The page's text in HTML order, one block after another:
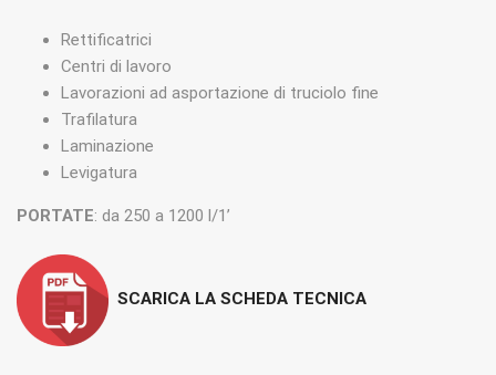
Rettificatrici
Centri di lavoro
Lavorazioni ad asportazione di truciolo fine
Trafilatura
Laminazione
Levigatura
PORTATE: da 250 a 1200 l/1’
SCARICA LA SCHEDA TECNICA